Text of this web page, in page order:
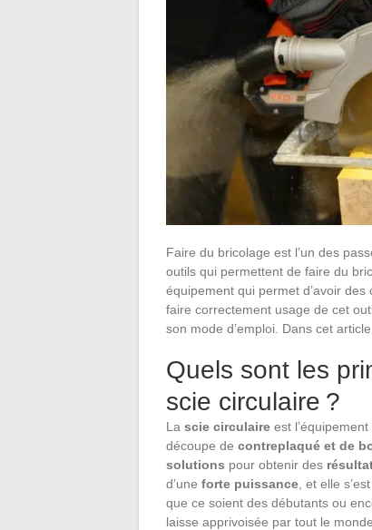
Faire du bricolage est l’un des
outils qui permettent de faire du
équipement qui permet d’avoir
faire correctement usage de cet
son mode d’emploi. Dans cet
Quels sont les
scie circulaire ?
La scie circulaire est
découpe de contreplaqué et de
solutions pour obtenir des
d’une forte puissance , et elle
que ce soient des débutants ou
laisse apprivoisée par tout le monde.